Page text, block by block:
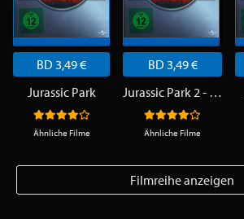
BD 3,49 €
Jurassic Park
Ähnliche Filme
BD 3,49 €
Jurassic Park 2 - Die vergessene Welt
Ähnliche Filme
Filmreihe anzeigen